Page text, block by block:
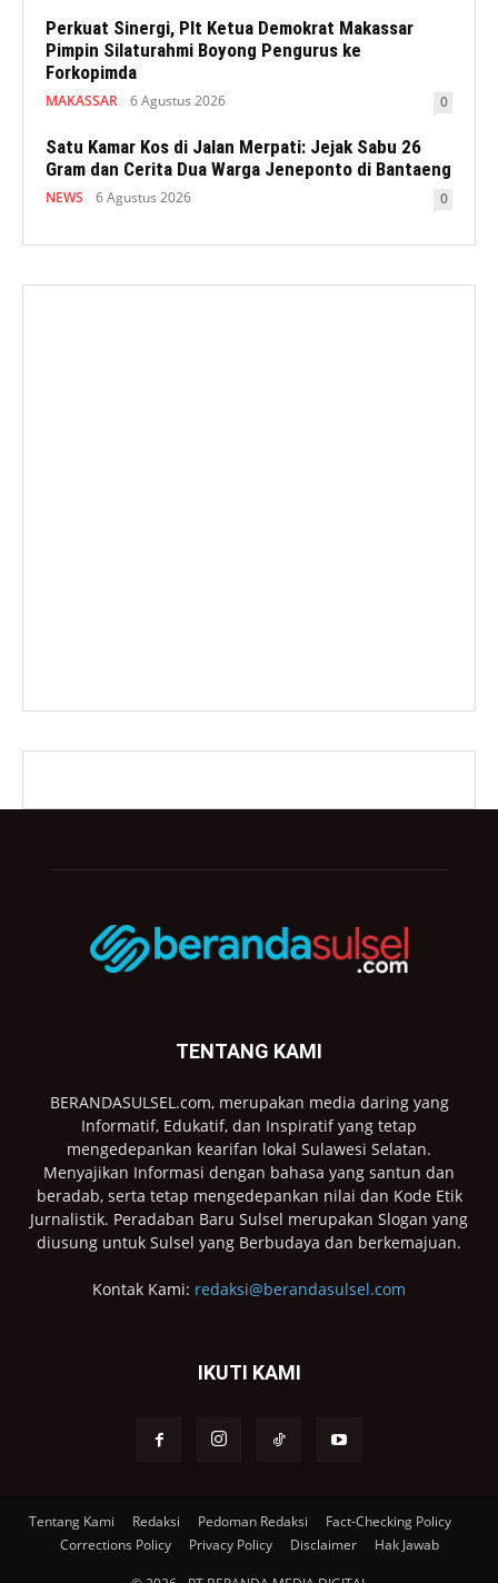
Perkuat Sinergi, Plt Ketua Demokrat Makassar
Pimpin Silaturahmi Boyong Pengurus ke
Forkopimda
MAKASSAR 6 Agustus 2026 0
Satu Kamar Kos di Jalan Merpati: Jejak Sabu 26
Gram dan Cerita Dua Warga Jeneponto di Bantaeng
NEWS 6 Agustus 2026 0
TENTANG KAMI
BERANDASULSEL.com, merupakan media daring yang
Informatif, Edukatif, dan Inspiratif yang tetap
mengedepankan kearifan lokal Sulawesi Selatan.
Menyajikan Informasi dengan bahasa yang santun dan
beradab, serta tetap mengedepankan nilai dan Kode Etik
Jurnalistik. Peradaban Baru Sulsel merupakan Slogan yang
diusung untuk Sulsel yang Berbudaya dan berkemajuan.
Kontak Kami: redaksi@berandasulsel.com
IKUTI KAMI
Tentang Kami Redaksi Pedoman Redaksi
Fact-Checking Policy
Corrections Policy
Privacy Policy Disclaimer Hak Jawab